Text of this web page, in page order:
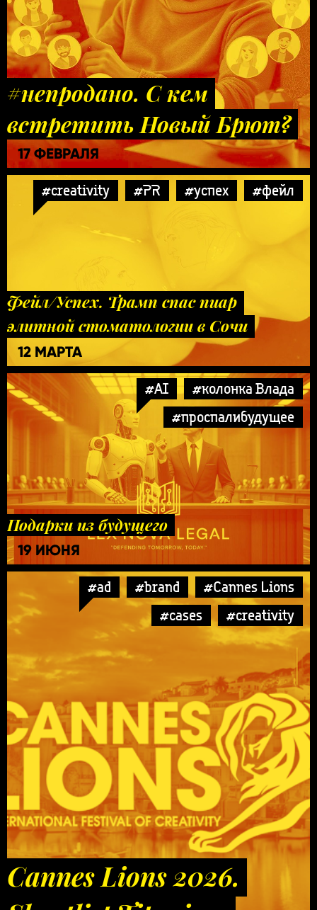
#непродано. С кем
встретить Новый Брют?
17 ФЕВРАЛЯ
#creativity #PR #успех #фейл
Фейл/Успех. Трамп спас пиар
элитной стоматологии в Сочи
12 МАРТА
#AI
#колонка Влада
#проспалибудущее
Подарки из будущего
19 ИЮНЯ
#ad #brand
#Cannes Lions
#cases
#creativity
Cannes Lions 2026.